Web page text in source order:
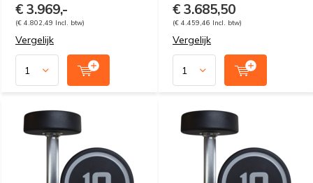
€ 3.969,-
(€ 4.802,49 Incl. btw)
Vergelijk
€ 3.685,50
(€ 4.459,46 Incl. btw)
Vergelijk